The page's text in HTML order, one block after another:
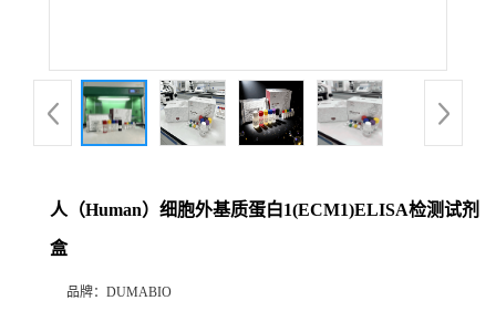
品
人（Human）细胞外基质蛋白1(ECM1)ELISA检测试剂
盒
品牌： DUMABIO